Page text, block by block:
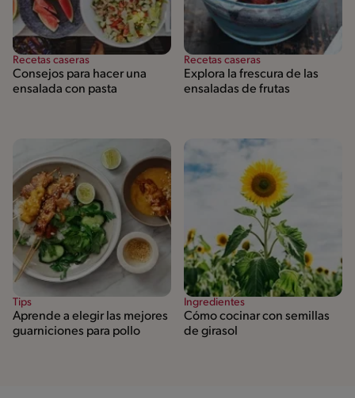
Recetas caseras
Consejos para hacer una
ensalada con pasta
Recetas caseras
Explora la frescura de las
ensaladas de frutas
Tips
Aprende a elegir las mejores
guarniciones para pollo
Ingredientes
Cómo cocinar con semillas
de girasol